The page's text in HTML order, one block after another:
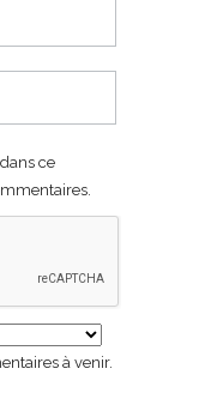
ce
à venir.